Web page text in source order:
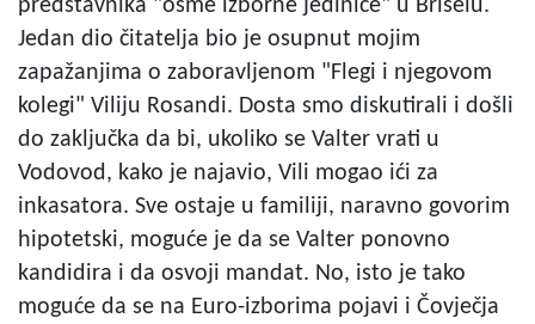
predstavnika "osme izborne jedinice" u Briselu.
Jedan dio čitatelja bio je osupnut mojim
zapažanjima o zaboravljenom "Flegi i njegovom
kolegi" Viliju Rosandi. Dosta smo diskutirali i došli
do zaključka da bi, ukoliko se Valter vrati u
Vodovod, kako je najavio, Vili mogao ići za
inkasatora. Sve ostaje u familiji, naravno govorim
hipotetski, moguće je da se Valter ponovno
kandidira i da osvoji mandat. No, isto je tako
moguće da se na Euro-izborima pojavi i Čovječja